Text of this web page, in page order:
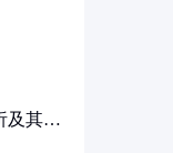
及其在